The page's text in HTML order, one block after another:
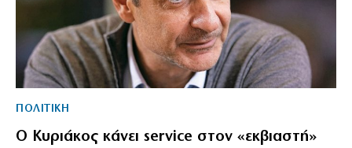
ΠΟΛΙΤΙΚΗ
Ο Κυριάκος κάνει service στον «εκβιαστή»